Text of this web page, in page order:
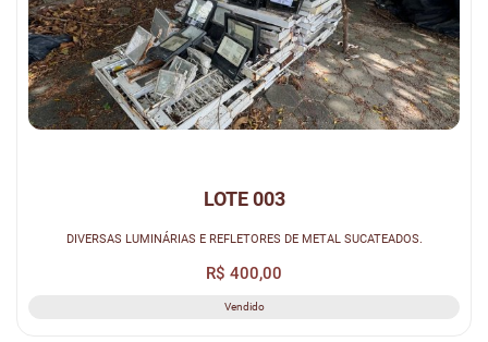
LOTE 003
DIVERSAS LUMINÁRIAS E REFLETORES DE METAL SUCATEADOS.
R$ 400,00
Vendido